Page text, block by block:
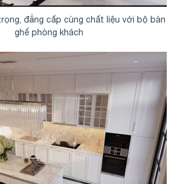
đẳng cấp cùng chất liệu với bộ bàn
ghế phòng khách